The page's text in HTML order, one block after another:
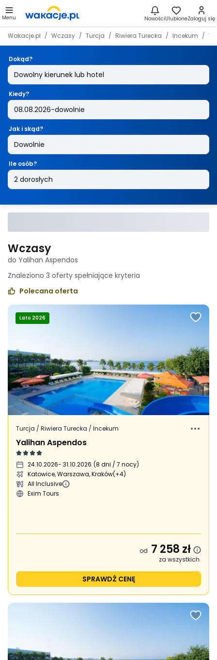
Menu NowościUlubioneZaloguj się
Wakacje.pl Wczasy Turcja Riwiera Turecka Incekum
Dokąd?
Kiedy?
Jak i skąd?
Ile osób?
Wczasy
do Yalihan Aspendos
Znaleziono 3 oferty spełniające kryteria
Polecana oferta
Lato 2026
Turcja / Riwiera Turecka / Incekum
Yalihan Aspendos
24.10.2026- 31.10.2026 (8 dni / 7 nocy)
Katowice, Warszawa, Kraków(+4)
All Inclusive
Exim Tours
od 7 258 zł
za wszystkich
SPRAWDŹ CENĘ